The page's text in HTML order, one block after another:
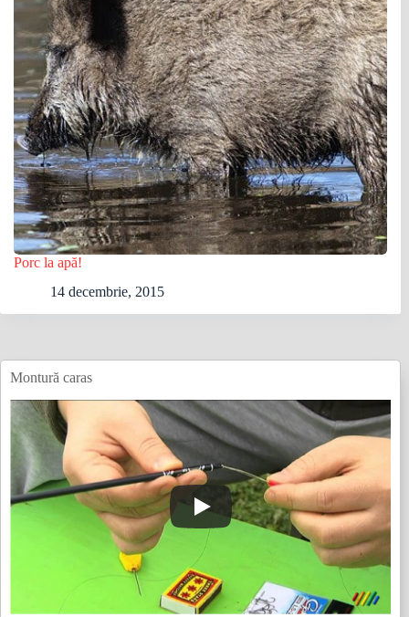
Porc la apă!
14 decembrie, 2015
Montură caras